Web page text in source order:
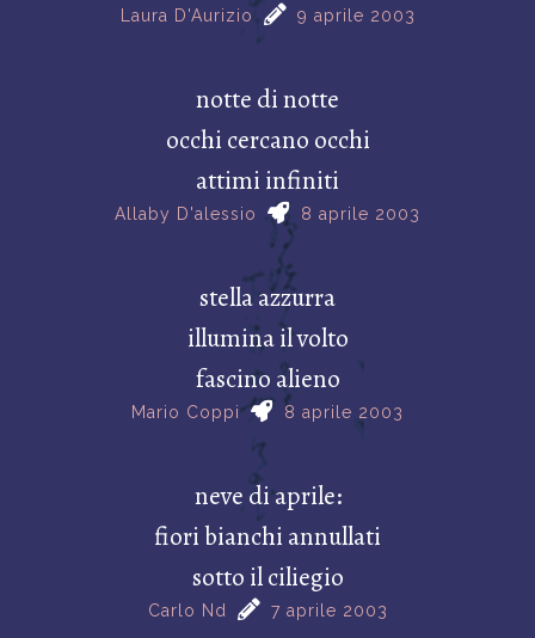
Laura D'Aurizio 9 aprile 2003
notte di notte
occhi cercano occhi
attimi infiniti
Allaby D'alessio 8 aprile 2003
stella azzurra
illumina il volto
fascino alieno
Mario Coppi 8 aprile 2003
neve di aprile:
fiori bianchi annullati
sotto il ciliegio
Carlo Nd 7 aprile 2003